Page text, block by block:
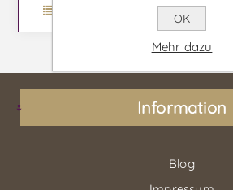
Information
Blog
OK
Mehr dazu